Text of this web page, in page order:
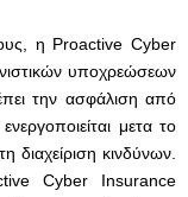
η Proactive Cyber
υποχρεώσεων
την ασφάλιση από
μετα το
διαχείριση κινδύνων.
Cyber Insurance